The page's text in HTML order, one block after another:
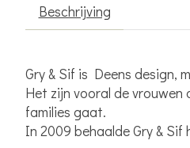
Beschrijving
Gry & Sif is Deens design,
Het zijn vooral de vrouwen
families gaat.
In 2009 behaalde Gry &